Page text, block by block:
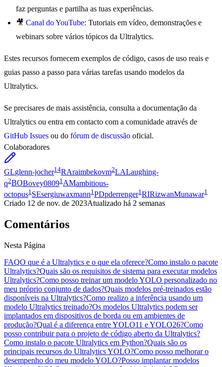
faz perguntas e partilha as tuas experiências.
🎥 Canal do YouTube: Tutoriais em vídeo, demonstrações e
webinars sobre vários tópicos da Ultralytics.
Estes recursos fornecem exemplos de código, casos de uso reais e
guias passo a passo para várias tarefas usando modelos da
Ultralytics.
Se precisares de mais assistência, consulta a documentação da
Ultralytics ou entra em contacto com a comunidade através de
GitHub Issues ou do fórum de discussão oficial.
Colaboradores
GLglenn-jocher14RAraimbekovm2LALaughing-
q2BOBovey08091 AMambitious-
octopus1 SEsergiuwaxmann1 PDpderrenger1 RIRizwanMunawar1
Criado 12 de nov. de 2023Atualizado há 2 semanas
Comentários
Nesta Página
FAQO que é a Ultralytics e o que ela oferece?Como instalo o pacote
Ultralytics?Quais são os requisitos de sistema para executar modelos
Ultralytics?Como posso treinar um modelo YOLO personalizado no
meu próprio conjunto de dados?Quais modelos pré-treinados estão
disponíveis na Ultralytics?Como realizo a inferência usando um
modelo Ultralytics treinado?Os modelos Ultralytics podem ser
implantados em dispositivos de borda ou em ambientes de
produção?Qual é a diferença entre YOLO11 e YOLO26?Como
posso contribuir para o projeto de código aberto da Ultralytics?
Como instalo o pacote Ultralytics em Python?Quais são os
principais recursos do Ultralytics YOLO?Como posso melhorar o
desempenho do meu modelo YOLO?Posso implantar modelos